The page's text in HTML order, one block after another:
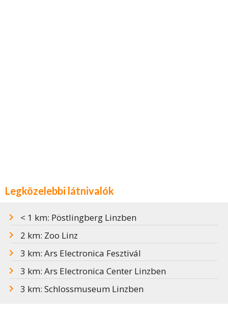
Legközelebbi látnivalók
< 1 km: Pöstlingberg Linzben
2 km: Zoo Linz
3 km: Ars Electronica Fesztivál
3 km: Ars Electronica Center Linzben
3 km: Schlossmuseum Linzben